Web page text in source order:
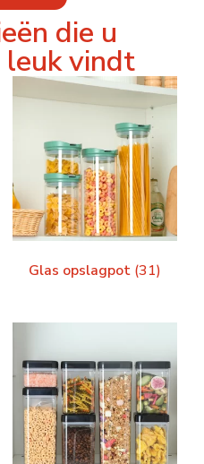
die u
leuk vindt
Glas opslagpot (31)